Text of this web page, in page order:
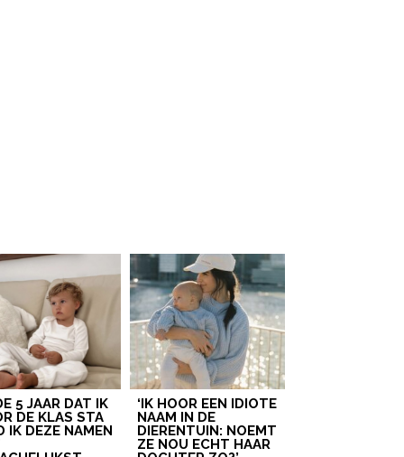
5 JAAR DAT IK
DE KLAS STA
IK DEZE NAMEN
‘IK HOOR EEN IDIOTE
NAAM IN DE
DIERENTUIN: NOEMT
ZE NOU ECHT HAAR